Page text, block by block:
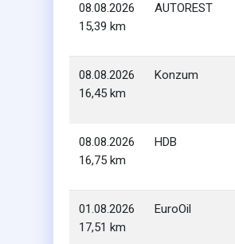
08.08.2026
15,39 km
AUTOREST
08.08.2026
16,45 km
Konzum
08.08.2026
16,75 km
HDB
01.08.2026
17,51 km
EuroOil